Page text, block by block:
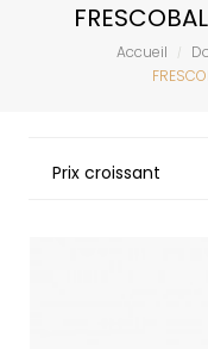
Accueil
Prix croissant